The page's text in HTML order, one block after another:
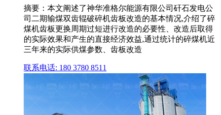
摘要：本文阐述了神华准格尔能源有限公司矸石发电公
司二期输煤双齿辊破碎机齿板改造的基本情况,介绍了碎
煤机齿板更换周期过短进行改造的必要性、改造后取得
的实际效果和产生的直接经济效益,通过统计的碎煤机近
三年来的实际供煤参数、齿板改造
联系电话: 180 3780 8511